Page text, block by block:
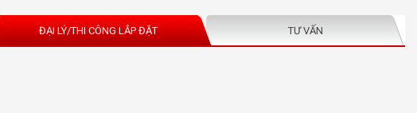
ĐẠI LÝ/THI CÔNG LẮP ĐẶT TƯ VẤN